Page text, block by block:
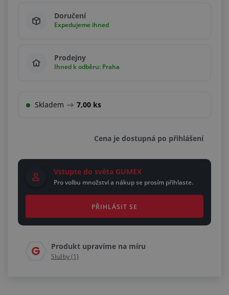
1,00 ks
Násobky 1,00 ks
Doručení
Expedujeme ihned
Prodejny
Ihned k odběru: Praha
Skladem 7,00 ks
Cena je dostupná po přihlášení
Vstupte do světa GUMEX
Pro volbu množství a nákup se prosím přihlaste.
PŘIHLÁSIT SE
Produkt upravíme na míru
Služby (1)